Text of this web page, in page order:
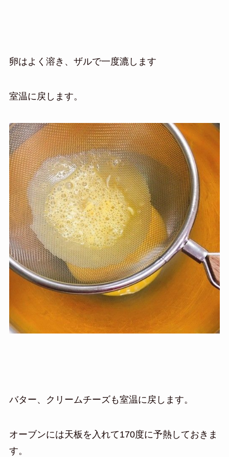
卵はよく溶き、ザルで一度漉します
室温に戻します。
バター、クリームチーズも室温に戻します。
オーブンには天板を入れて170度に予熱しておきま
す。